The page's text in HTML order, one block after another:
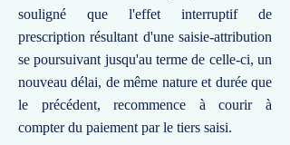
souligné que l'effet interruptif de
prescription résultant d'une saisie-attribution
se poursuivant jusqu'au terme de celle-ci, un
nouveau délai, de même nature et durée que
le précédent, recommence à courir à
compter du paiement par le tiers saisi.